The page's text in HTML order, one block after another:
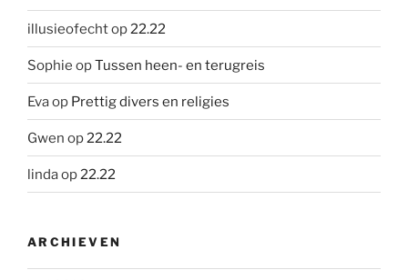
illusieofechtop22.22
Sophie opTussen heen- en terugreis
Evaop Prettig divers en religies
Gwen op22.22
lindaop22.22
ARCHIEVEN